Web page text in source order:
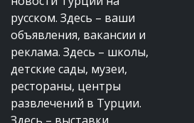
русском. Здесь – ваши
объявления, вакансии и
реклама. Здесь – школы,
детские сады, музеи,
рестораны, центры
развлечений в Турции.